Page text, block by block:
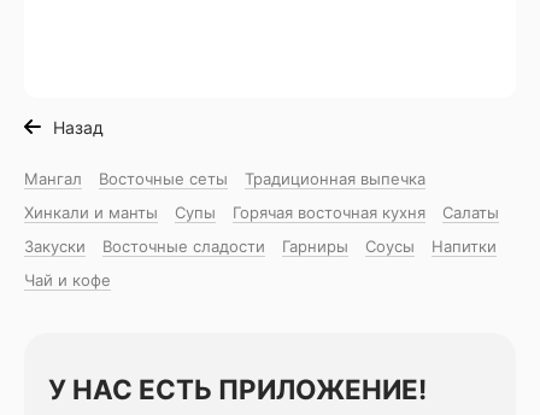
Назад
Мангал Восточные сеты
Традиционная выпечка
Хинкали и манты
Супы Горячая восточная куxня
Салаты
Закуски
Восточные сладости Гарниры Соусы
Напитки
Чай и кофе
У НАС ЕСТЬ ПРИЛОЖЕНИЕ!